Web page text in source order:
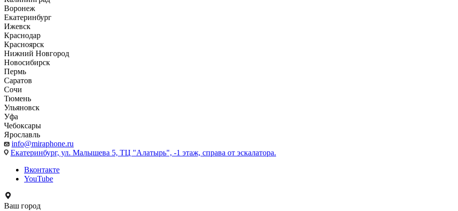
Воронеж
Екатеринбург
Ижевск
Краснодар
Красноярск
Нижний Новгород
Новосибирск
Пермь
Саратов
Сочи
Тюмень
Ульяновск
Уфа
Чебоксары
Ярославль
info@miraphone.ru
Екатеринбург, ул. Малышева 5, ТЦ "Алатырь", -1 этаж, справа от эскалатора.
Вконтакте
YouTube
Ваш город